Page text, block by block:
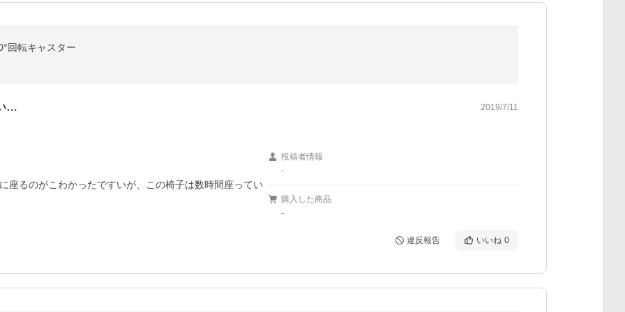
回転キャスター
… 2019/7/11
座るのがこわかったですいが、この椅子は数時間座ってい
投稿者情報
-
購入した商品
-
違反報告 いいね 0